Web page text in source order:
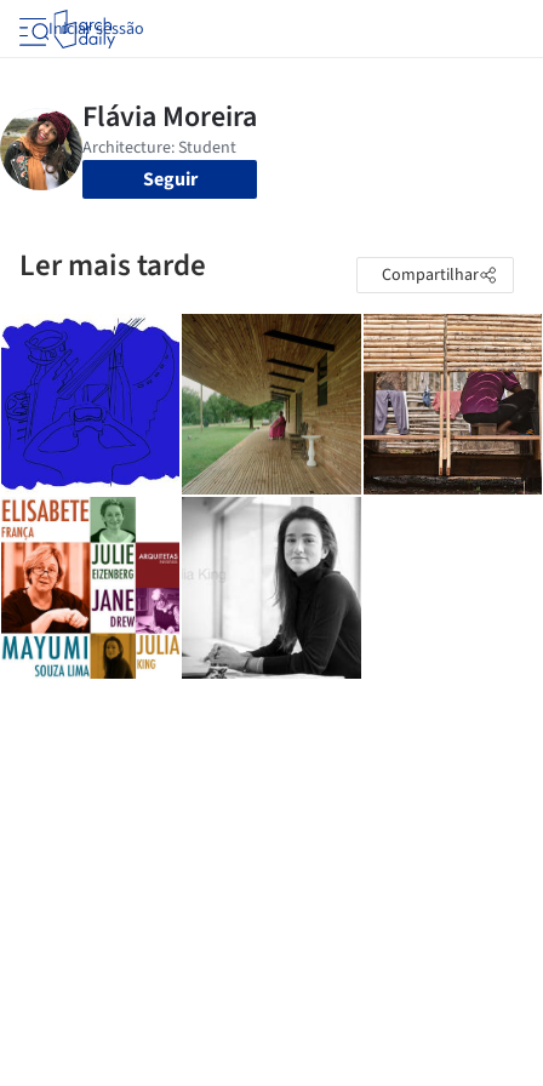
Iniciar sessão
Seguir
Ler mais tarde Compartilhar